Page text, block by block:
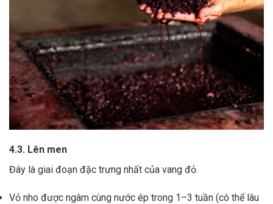
4.3. Lên men
Đây là giai đoạn đặc trưng nhất của vang đỏ.
Vỏ nho được ngâm cùng nước ép trong 1–3 tuần (có thể lâu